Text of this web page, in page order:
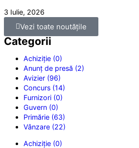
3 Iulie, 2026
Vezi toate noutățile
Categorii
Achiziție (0)
Anunț de presă (2)
Avizier (96)
Concurs (14)
Furnizori (0)
Guvern (0)
Primărie (63)
Vânzare (22)
Achiziție (0)